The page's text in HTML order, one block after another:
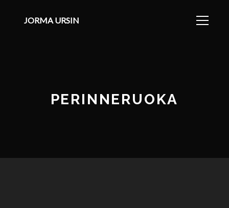
JORMA URSIN
PERINNERUOKA